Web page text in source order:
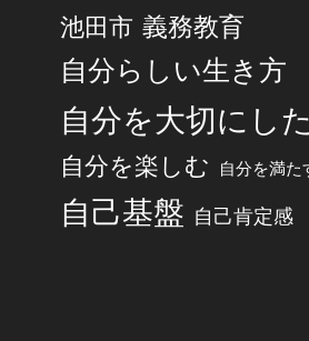
池田市 義務教育
自分らしい生き方
自分を大切にし
自分を楽しむ 自分を満た
自己基盤 自己肯定感